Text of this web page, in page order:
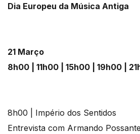
Dia Europeu da Música Antiga
21 Março
8h00 | 11h00 | 15h00 | 19h00 |
8h00 | Império dos Sentidos
Entrevista com Armando